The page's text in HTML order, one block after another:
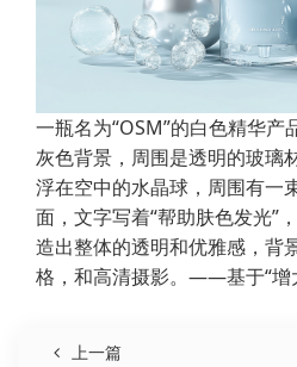
一瓶名为“OSM”的白色精华
灰色背景，周围是透明的玻璃
浮在空中的水晶球，周围有一
面，文字写着“帮助肤色发光”
造出整体的透明和优雅感，背
格，和高清摄影。——基于“增
上一篇